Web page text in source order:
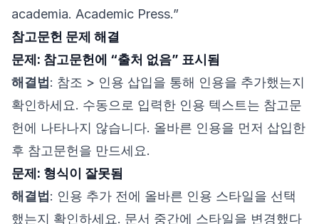
academia. Academic Press.”
참고문헌 문제 해결
문제: 참고문헌에 “출처 없음” 표시됨
해결법 : 참조 > 인용 삽입을 통해 인용을 추가했는지
확인하세요. 수동으로 입력한 인용 텍스트는 참고문
헌에 나타나지 않습니다. 올바른 인용을 먼저 삽입한
후 참고문헌을 만드세요.
문제: 형식이 잘못됨
해결법 : 인용 추가 전에 올바른 인용 스타일을 선택
했는지 확인하세요. 문서 중간에 스타일을 변경했다